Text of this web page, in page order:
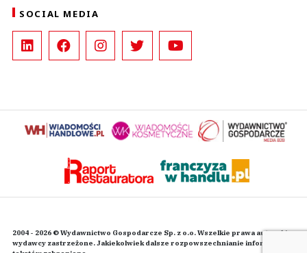
SOCIAL MEDIA
2004 - 2026 © Wydawnictwo Gospodarcze Sp. z o.o. Wszelkie prawa autorskie
wydawcy zastrzeżone. Jakiekolwiek dalsze rozpowszechnianie informacji i